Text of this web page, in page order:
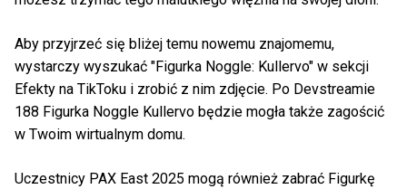
Aby przyjrzeć się bliżej temu nowemu znajomemu,
wystarczy wyszukać "Figurka Noggle: Kullervo" w sekcji
Efekty na TikToku i zrobić z nim zdjęcie. Po Devstreamie
188 Figurka Noggle Kullervo będzie mogła także zagościć
w Twoim wirtualnym domu.
Uczestnicy PAX East 2025 mogą również zabrać Figurkę